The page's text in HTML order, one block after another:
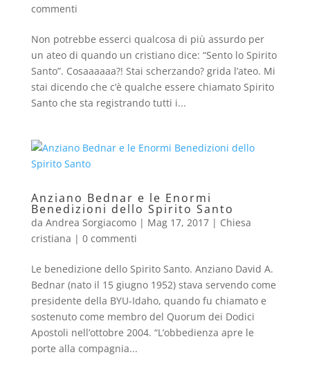
commenti
Non potrebbe esserci qualcosa di più assurdo per
un ateo di quando un cristiano dice: “Sento lo Spirito
Santo”. Cosaaaaaa?! Stai scherzando? grida l’ateo. Mi
stai dicendo che c’è qualche essere chiamato Spirito
Santo che sta registrando tutti i...
Anziano Bednar e le Enormi
Benedizioni dello Spirito Santo
da Andrea Sorgiacomo| Mag 17, 2017| Chiesa
cristiana | 0 commenti
Le benedizione dello Spirito Santo. Anziano David A.
Bednar (nato il 15 giugno 1952) stava servendo come
presidente della BYU-Idaho, quando fu chiamato e
sostenuto come membro del Quorum dei Dodici
Apostoli nell’ottobre 2004. “L’obbedienza apre le
porte alla compagnia...